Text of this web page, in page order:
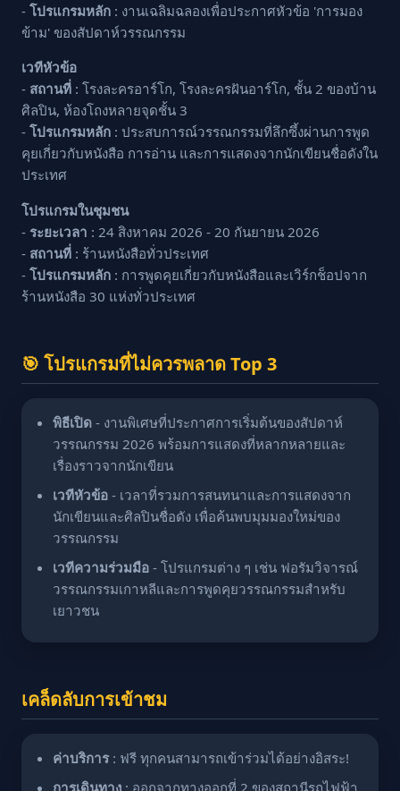
- โปรแกรมหลัก : งานเฉลิมฉลองเพื่อประกาศหัวข้อ 'การมอง
ข้าม' ของสัปดาห์วรรณกรรม
เวทีหัวข้อ
- สถานที่ : โรงละครอาร์โก, โรงละครฝันอาร์โก, ชั้น 2 ของบ้าน
ศิลปิน, ห้องโถงหลายจุดชั้น 3
- โปรแกรมหลัก : ประสบการณ์วรรณกรรมที่ลึกซึ้งผ่านการพูด
คุยเกี่ยวกับหนังสือ การอ่าน และการแสดงจากนักเขียนชื่อดังใน
ประเทศ
โปรแกรมในชุมชน
- ระยะเวลา : 24 สิงหาคม 2026 - 20 กันยายน 2026
- สถานที่ : ร้านหนังสือทั่วประเทศ
- โปรแกรมหลัก : การพูดคุยเกี่ยวกับหนังสือและเวิร์กช็อปจาก
ร้านหนังสือ 30 แห่งทั่วประเทศ
🎯 โปรแกรมที่ไม่ควรพลาด Top 3
พิธีเปิด - งานพิเศษที่ประกาศการเริ่มต้นของสัปดาห์
วรรณกรรม 2026 พร้อมการแสดงที่หลากหลายและ
เรื่องราวจากนักเขียน
เวทีหัวข้อ - เวลาที่รวมการสนทนาและการแสดงจาก
นักเขียนและศิลปินชื่อดัง เพื่อค้นพบมุมมองใหม่ของ
วรรณกรรม
เวทีความร่วมมือ - โปรแกรมต่าง ๆ เช่น ฟอรัมวิจารณ์
วรรณกรรมเกาหลีและการพูดคุยวรรณกรรมสำหรับ
เยาวชน
เคล็ดลับการเข้าชม
ค่าบริการ: ฟรี ทุกคนสามารถเข้าร่วมได้อย่างอิสระ!
การเดินทาง : ออกจากทางออกที่ 2 ของสถานีรถไฟฟ้า